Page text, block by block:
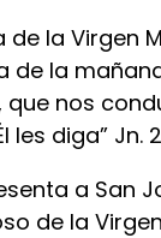
de la Virgen
de la
que nos
les diga” Jn.
a San
de la